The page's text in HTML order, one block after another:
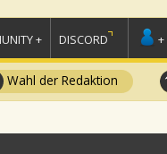
+ DISCORD +
Wahl der Redaktion